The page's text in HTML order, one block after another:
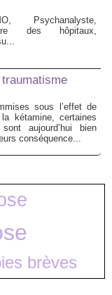
Psychanalyste,
des hôpitaux,
sous l’effet de
kétamine, certaines
aujourd’hui bien
conséquence...
brèves